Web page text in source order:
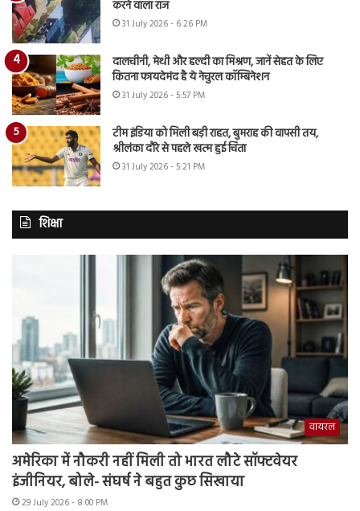
करने वाला राज
31 July 2026 - 6:26 PM
दालचीनी, मेथी और हल्दी का मिश्रण, जानें सेहत के लिए
कितना फायदेमंद है ये नेचुरल कॉम्बिनेशन
31 July 2026 - 5:57 PM
टीम इंडिया को मिली बड़ी राहत, बुमराह की वापसी तय,
श्रीलंका दौरे से पहले खत्म हुई चिंता
31 July 2026 - 5:21 PM
शिक्षा
वायरल
अमेरिका में नौकरी नहीं मिली तो भारत लौटे सॉफ्टवेयर
इंजीनियर, बोले- संघर्ष ने बहुत कुछ सिखाया
29 July 2026 - 8:00 PM